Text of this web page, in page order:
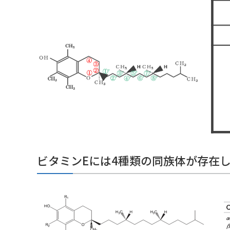
ビタミンEには4種類の同族体が存在